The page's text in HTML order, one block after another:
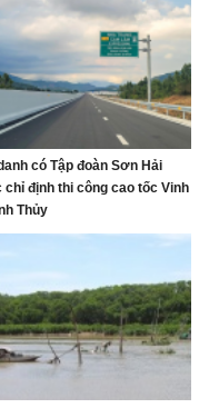
có Tập đoàn Sơn Hải
định thi công cao tốc Vinh
Thủy